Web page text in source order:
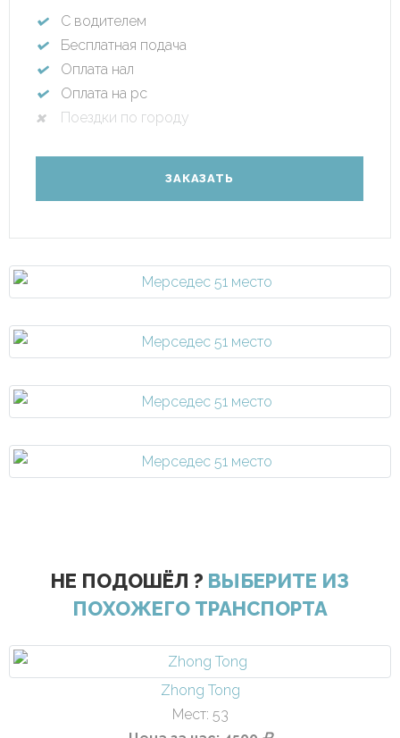
С водителем
Бесплатная подача
Оплата нал
Оплата на рс
Поездки по городу
ЗАКАЗАТЬ
НЕ ПОДОШЁЛ ? ВЫБЕРИТЕ ИЗ
ПОХОЖЕГО ТРАНСПОРТА
Zhong Tong
Мест: 53